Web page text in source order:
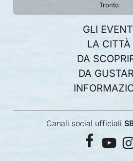
Tronto
GLI
LA CITTÀ
DA
DA
Canali social ufficiali
facebook